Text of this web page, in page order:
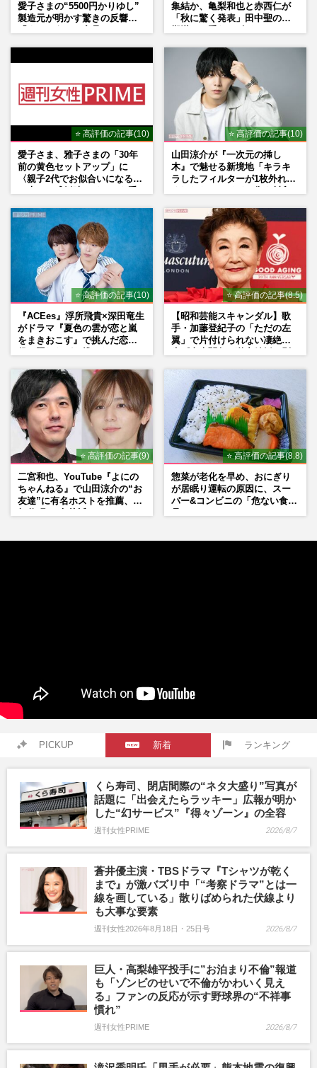
愛子さまの“5500円かりゆし”
製造元が明かす驚きの反響
集結か、亀梨和也と赤西仁が
「秋に驚く発表」田中聖の刑
⭐ 高評価の記事(10)
愛子さま、雅子さまの「30年
前の黄色セットアップ」に
〈親子2代でお似合いになる〉
⭐ 高評価の記事(10)
山田涼介が『一次元の挿し
木』で魅せる新境地「キラキ
ラしたフィルターが1枚外れて
⭐ 高評価の記事(10)
『ACEes』浮所飛貴×深田竜生
がドラマ『夏色の雲が恋と嵐
をまきおこす』で挑んだ恋人
⭐ 高評価の記事(8.5)
【昭和芸能スキャンダル】歌
手・加藤登紀子の「ただの左
翼」で片付けられない凄絶半
⭐ 高評価の記事(9)
二宮和也、YouTube『よにの
ちゃんねる』で山田涼介の“お
友達”に有名ホストを推薦、歌
⭐ 高評価の記事(8.8)
惣菜が老化を早め、おにぎり
が居眠り運転の原因に、スー
パー&コンビニの「危ない食
PICKUP 新着 ランキング
くら寿司、閉店間際の“ネタ大盛り”写真が
話題に「出会えたらラッキー」広報が明か
した“幻サービス”『得々ゾーン』の全容
週刊女性PRIME 2026/8/7
蒼井優主演・TBSドラマ『Tシャツが乾く
まで』が激バズリ中「“考察ドラマ”とは一
線を画している」散りばめられた伏線より
も大事な要素
週刊女性2026年8月18日・25日号 2026/8/7
巨人・高梨雄平投手に”お泊まり不倫”報道
も「ゾンビのせいで不倫がかわいく見え
る」ファンの反応が示す野球界の“不祥事
慣れ”
週刊女性PRIME 2026/8/7